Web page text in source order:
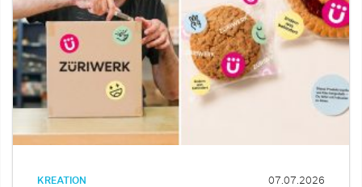
KREATION 07.07.2026